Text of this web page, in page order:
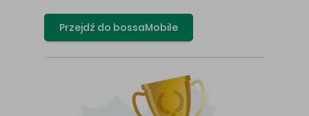
Przejdź do bossaMobile